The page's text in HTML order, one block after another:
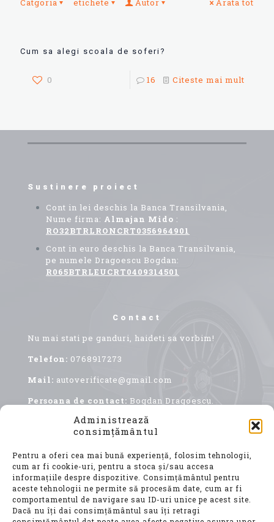
Administrează
consimțământul
Pentru a oferi cea mai bună experiență, folosim tehnologii,
cum ar fi cookie-uri, pentru a stoca și/sau accesa
informațiile despre dispozitive. Consimțământul pentru
aceste tehnologii ne permite să procesăm date, cum ar fi
comportamentul de navigare sau ID-uri unice pe acest site.
Dacă nu îți dai consimțământul sau îți retragi
Catgoria etichete Autor Arata tot
Cum sa alegi scoala de soferi?
0 16 Citeste mai mult
Sustinere proiect
Cont in lei deschis la Banca Transilvania,
Nume firma: Almajan Mido :
RO32BTRLRONCRT0356964901
Cont in euro deschis la Banca Transilvania,
pe numele Dragoescu Bogdan:
R065BTRLEUCRT0409314501
Contact
Nu mai stati pe ganduri, haideti sa vorbim!
Telefon: 0768917273
Mail: autoverificate@gmail.com
Persoana de contact: Bogdan Dragoescu.
Achiziționarea unui autoturism second hand, este
o decizie importantă, care implică nu doar o